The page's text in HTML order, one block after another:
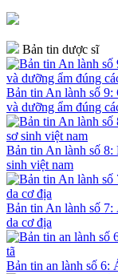
Bản tin dược sĩ
Bản tin An lành số 9:
và dưỡng ẩm đúng
Bản tin An lành số 8:
sinh việt nam
Bản tin An lành số 7:
da cơ địa
Bản tin an lành số 6: